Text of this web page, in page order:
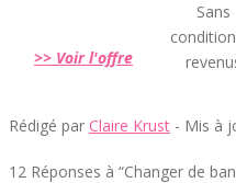
>> Voir l'offre
Sans
Rédigé par Claire Krust - Mis à
12 Réponses à “Changer de